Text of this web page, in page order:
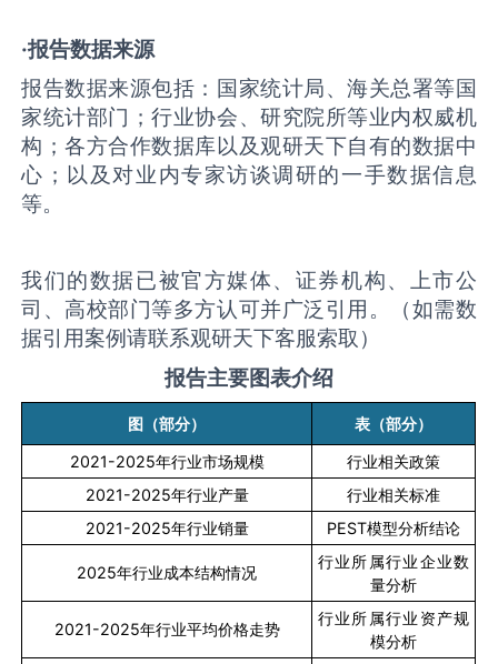
·报告数据来源
报告数据来源包括：国家统计局、海关总署等国
家统计部门；行业协会、研究院所等业内权威机
构；各方合作数据库以及观研天下自有的数据中
心；以及对业内专家访谈调研的一手数据信息
等。
我们的数据已被官方媒体、证券机构、上市公
司、高校部门等多方认可并广泛引用。（如需数
据引用案例请联系观研天下客服索取）
报告主要图表介绍
图（部分）
表（部分）
2021-2025年行业市场规模
行业相关政策
2021-2025年行业产量
行业相关标准
2021-2025年行业销量 PEST模型分析结论
2025年行业成本结构情况
行业所属行业企业数
量分析
2021-2025年行业平均价格走势
行业所属行业资产规
模分析